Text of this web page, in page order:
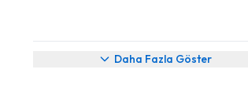
Daha Fazla Göster